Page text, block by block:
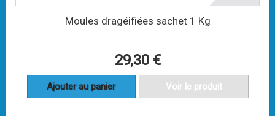
Moules dragéifiées sachet 1 Kg
29,30 €
Ajouter au panier Voir le produit